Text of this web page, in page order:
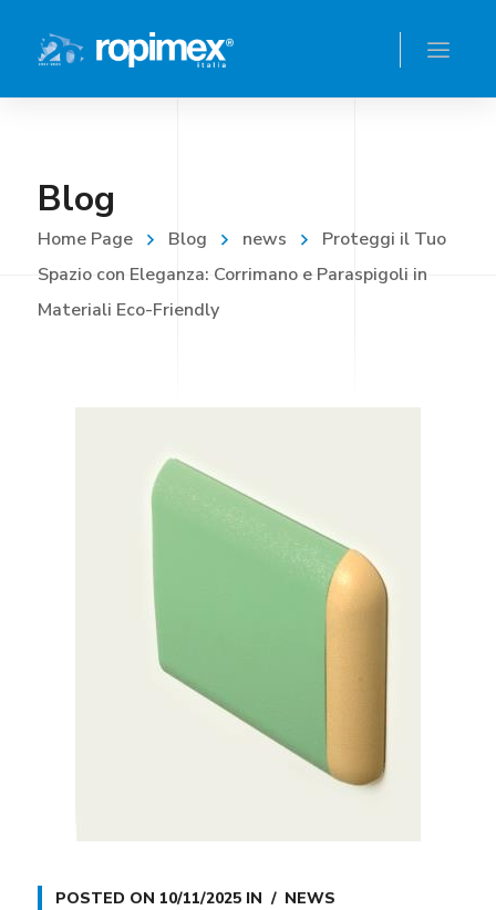
Blog
Home Page Blog news
Proteggi il Tuo
Spazio con Eleganza: Corrimano e Paraspigoli in
Materiali Eco-Friendly
POSTED ON 10/11/2025IN NEWS